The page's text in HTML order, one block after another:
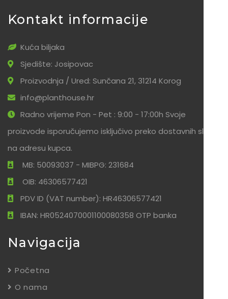
Kontakt informacije
Kuća biljaka
Sjedište: Josipovac
Proizvodnja / Ured: Sunčana 21, 31214 Korog
info@planthouse.hr
Radno vrijeme Pon - Pet : 9:00 - 17:00h Svoje
proizvode isporučujemo isključivo preko dostavnih službi
na adresu kupca.
MB: 50093037 - MIBPG: 231684
OIB: 46306577421
PDV ID (VAT number): HR46306577421
IBAN: HR0524070001100080358 OTP banka
Navigacija
Početna
O nama